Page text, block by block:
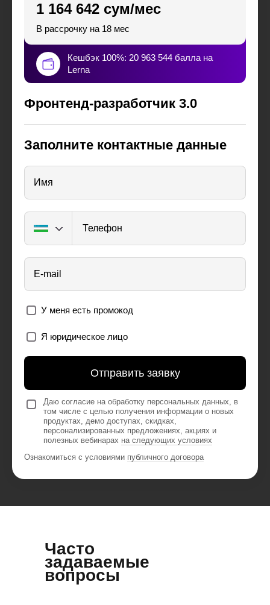
1 164 642 сум/мес
В рассрочку на 18 мес
Кешбэк 100%: 20 963 544 балла на
Lerna
Фронтенд-разработчик 3.0
Заполните контактные данные
Имя
Телефон
E-mail
У меня есть промокод
Я юридическое лицо
Отправить заявку
Даю согласие на обработку персональных данных, в
том числе с целью получения информации о новых
продуктах, демо доступах, скидках,
персонализированных предложениях, акциях и
полезных вебинарах на следующих условиях
Ознакомиться с условиями публичного договора
Часто
задаваемые
вопросы